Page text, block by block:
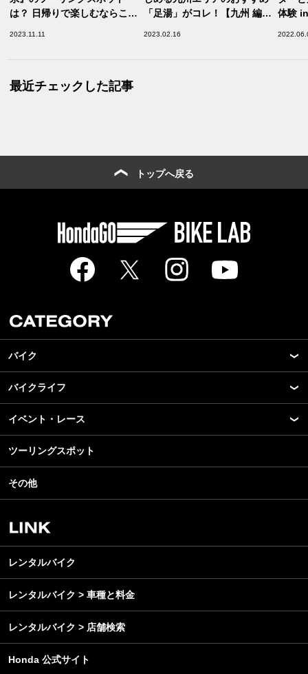
は？ 日帰りで楽しむならこの
2023.11.11
「足湯」がコレ！【九州 編
2023.02.16
体験
最近チェックした記事
トップへ戻る
バイク
New Model Show
モデル情報
カスタマイズパーツ
テクノロジー
名車・旧車
ビジネス
バイクライフ
アプリ
ライディングギア
ツーリング
アウトドア
レンタルバイク
イベント・レース
モータースポーツ
イベント
スクール・レッスン
ツーリングスポット
その他
レンタルバイク
レンタルバイク > 車種と料金
レンタルバイク > 店舗検索
Honda 公式サイト